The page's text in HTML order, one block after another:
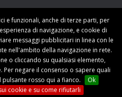
e funzionali, anche di terze parti, per
di navigazione, e cookie di
messaggi pubblicitari in linea con le
nell'ambito della navigazione in rete.
o cliccando su qualsiasi elemento,
Per negare il consenso o sapere quali
pulsante rosso qui a fianco.
Ok
cookie e su come rifiutarli
riservati.